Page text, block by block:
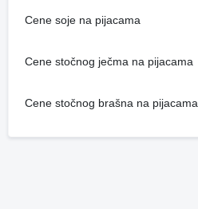
Cene soje na pijacama
Cene stočnog ječma na pijacama
Cene stočnog brašna na pijacama